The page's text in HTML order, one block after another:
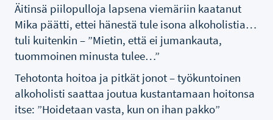
Äitinsä piilopulloja lapsena viemäriin kaatanut
Mika päätti, ettei hänestä tule isona alkoholistia…
tuli kuitenkin – ”Mietin, että ei jumankauta,
tuommoinen minusta tulee…”
Tehotonta hoitoa ja pitkät jonot – työkuntoinen
alkoholisti saattaa joutua kustantamaan hoitonsa
itse: ”Hoidetaan vasta, kun on ihan pakko”